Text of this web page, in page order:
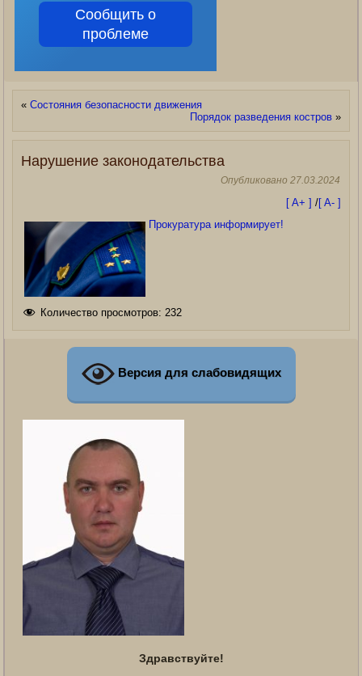
Сообщить о
проблеме
«Состояния безопасности движения
Порядок разведения костров»
Нарушение законодательства
Опубликовано 27.03.2024
[ A+ ] /[ A- ]
Прокуратура информирует!
Количество просмотров: 232
Версия для слабовидящих
Здравствуйте!